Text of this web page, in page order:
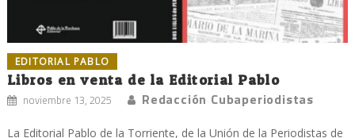
EDITORIAL PABLO
Libros en venta de la Editorial Pablo
noviembre 13, 2025 Redacción Cubaperiodistas
La Editorial Pablo de la Torriente, de la Unión de la Periodistas de